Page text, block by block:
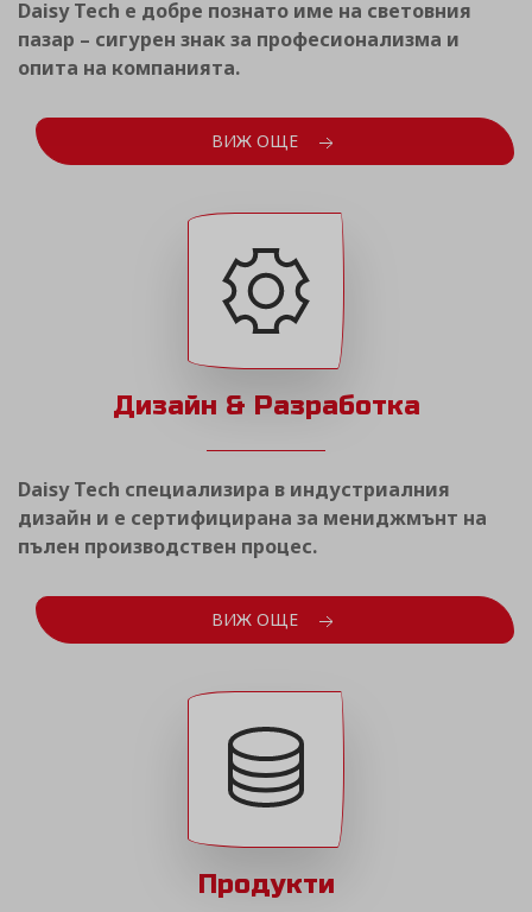
Daisy Tech е добре познато име на световния
пазар – сигурен знак за професионализма и
опита на компанията.
ВИЖ ОЩЕ
Дизайн & Разработка
Daisy Tech специализира в индустриалния
дизайн и е сертифицирана за мениджмънт на
пълен производствен процес.
ВИЖ ОЩЕ
Продукти